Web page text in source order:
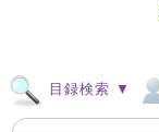
目録検索 ▼